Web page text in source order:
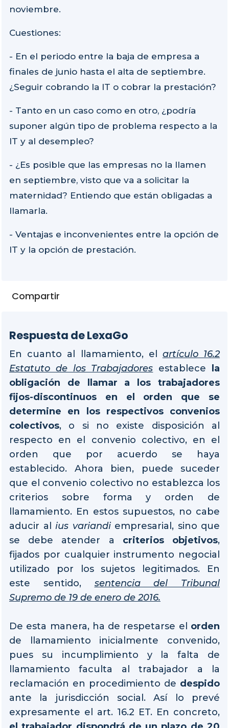
noviembre.
Cuestiones:
- En el periodo entre la baja de empresa a
finales de junio hasta el alta de septiembre.
¿Seguir cobrando la IT o cobrar la prestación?
- Tanto en un caso como en otro, ¿podría
suponer algún tipo de problema respecto a la
IT y al desempleo?
- ¿Es posible que las empresas no la llamen
en septiembre, visto que va a solicitar la
maternidad? Entiendo que están obligadas a
llamarla.
- Ventajas e inconvenientes entre la opción de
IT y la opción de prestación.
Compartir
Respuesta de LexaGo
En cuanto al llamamiento, el artículo 16.2
Estatuto de los Trabajadores establece
la
obligación de llamar a los trabajadores
fijos-discontinuos en el orden que se
determine en los respectivos convenios
colectivos, o si no existe disposición al
respecto en el convenio colectivo, en el
orden que por acuerdo se haya
establecido. Ahora bien, puede suceder
que el convenio colectivo no establezca los
criterios sobre forma y orden de
llamamiento. En estos supuestos, no cabe
aducir al ius variandi empresarial, sino que
se debe atender a criterios objetivos,
fijados por cualquier instrumento negocial
utilizado por los sujetos legitimados. En
este sentido, sentencia del Tribunal
Supremo de 19 de enero de 2016.
De esta manera, ha de respetarse el orden
de llamamiento inicialmente convenido,
pues su incumplimiento y la falta de
llamamiento faculta al trabajador a la
reclamación en procedimiento de despido
ante la jurisdicción social. Así lo prevé
expresamente el art. 16.2 ET. En concreto,